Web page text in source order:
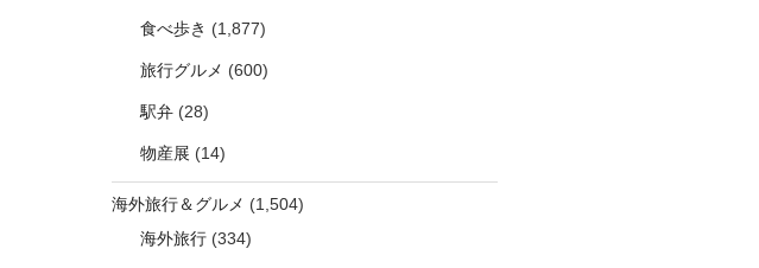
食べ歩き (1,877)
旅行グルメ (600)
駅弁(28)
物産展 (14)
海外旅行＆グルメ (1,504)
海外旅行(334)